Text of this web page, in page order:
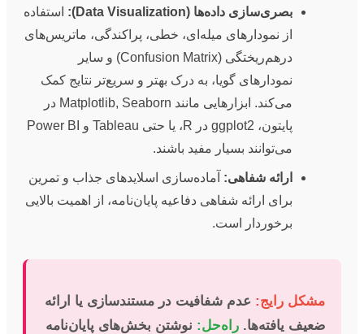
بصری‌سازی داده‌ها (Data Visualization):
استفاده
از نمودارهای میله‌ای، خطی، پراکندگی، ماتریس‌های
درهم‌ریختگی (Confusion Matrix) و سایر
نمودارهای گویا، به درک بهتر و سریع‌تر نتایج کمک
می‌کند. ابزارهایی مانند Matplotlib, Seaborn در
پایتون، ggplot2 در R، یا حتی Tableau و Power BI
می‌توانند بسیار مفید باشند.
ارائه شفاهی: آماده‌سازی اسلایدهای جذاب و تمرین
برای ارائه شفاهی دفاعیه پایان‌نامه، از اهمیت بالایی
برخوردار است.
مشکل رایج: عدم شفافیت در مستندسازی یا ارائه
ضعیف یافته‌ها. راه‌حل: نوشتن بخش‌های پایان‌نامه